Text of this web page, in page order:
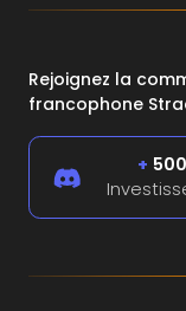
Rejoignez la
francophone
+ 500